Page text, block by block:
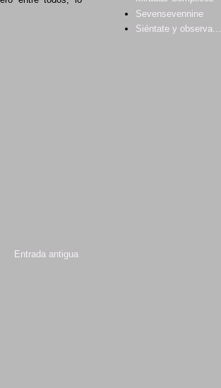
Entrada antigua
Sevensevennine
Siéntate y observa...